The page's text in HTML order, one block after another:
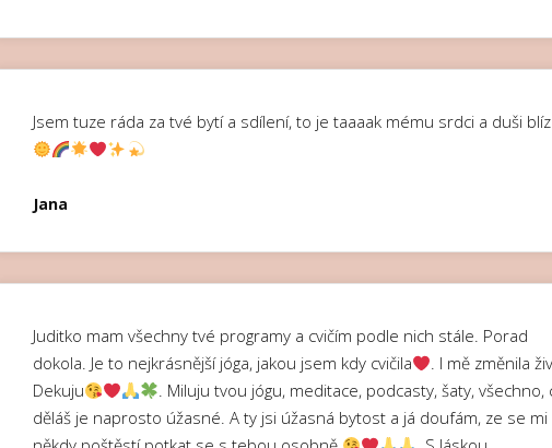
Jsem tuze ráda za tvé bytí a sdílení, to je taaaak mému srdci a duši
Jana
Juditko mam všechny tvé programy a cvičím podle nich stále. Porad
dokola. Je to nejkrásnější jóga, jakou jsem kdy cvičila
. I mě změnila
Dekuju
. Miluju tvou jógu, meditace, podcasty, šaty, všechno,
děláš je naprosto úžasné. A ty jsi úžasná bytost a já doufám, ze se mi